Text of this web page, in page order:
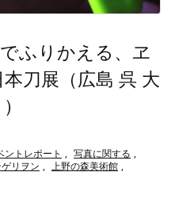
ふりかえる、ヱ
刀展（広島 呉 大
ントレポート 写真に関する
リヲン 上野の森美術館